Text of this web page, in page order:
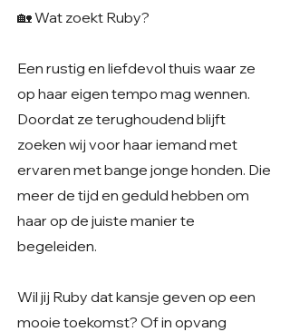
🏡 Wat zoekt Ruby?
Een rustig en liefdevol thuis waar ze
op haar eigen tempo mag wennen.
Doordat ze terughoudend blijft
zoeken wij voor haar iemand met
ervaren met bange jonge honden. Die
meer de tijd en geduld hebben om
haar op de juiste manier te
begeleiden.
Wil jij Ruby dat kansje geven op een
mooie toekomst? Of in opvang